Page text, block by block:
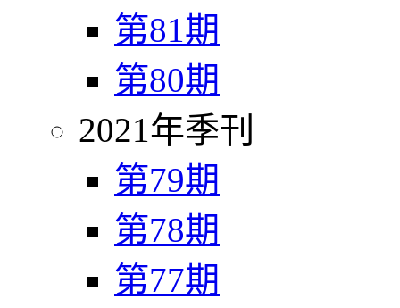
第81期
第80期
2021年季刊
第79期
第78期
第77期